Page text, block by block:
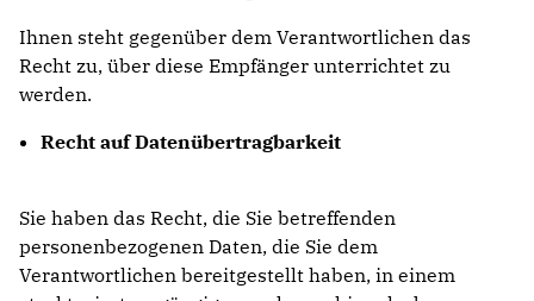
Ihnen steht gegenüber dem Verantwortlichen das
Recht zu, über diese Empfänger unterrichtet zu
werden.
Recht auf Datenübertragbarkeit
Sie haben das Recht, die Sie betreffenden
personenbezogenen Daten, die Sie dem
Verantwortlichen bereitgestellt haben, in einem